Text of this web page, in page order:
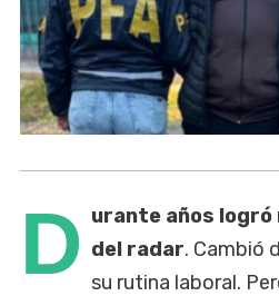
D urante años
del radar. Cambió
su rutina laboral.